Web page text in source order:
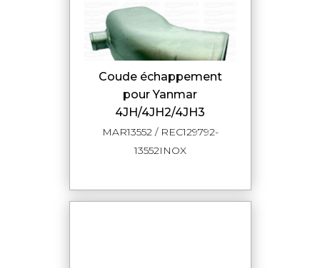
Coude échappement
pour Yanmar
4JH/4JH2/4JH3
MAR13552 / REC129792-
13552INOX